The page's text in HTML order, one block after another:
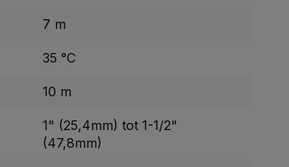
7 m
35 °C
10 m
1" (25,4mm) tot 1-1/2"
(47,8mm)